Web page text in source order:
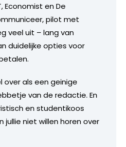
Economist en De
pilot met
veel uit – lang van
duidelijke opties voor
als een geinige
van de redactie. En
en studentikoos
jullie niet willen horen over